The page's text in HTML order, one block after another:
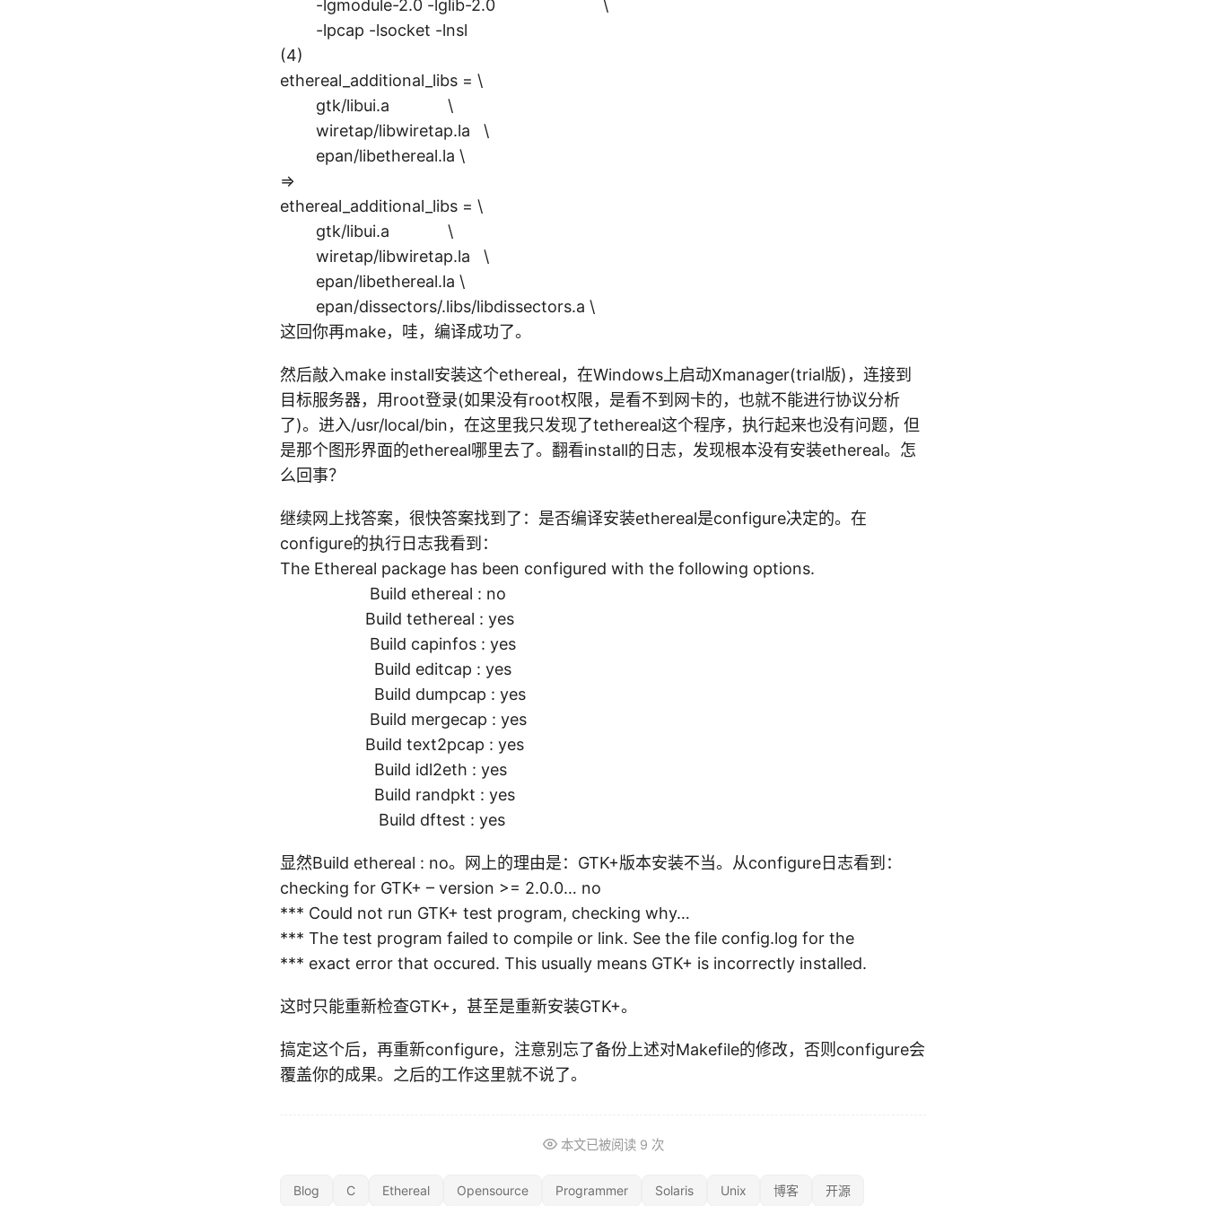
c
a
\
_
a
d
ti
o
n
al
\
_l
ib
s)
\
\
-
lg
-
2.
0
-lgmodule-2.0 -lglib-2.0 \
-lpcap -lsocket -lnsl
(4)
ethereal_additional_libs = \
gtk/libui.a \
wiretap/libwiretap.la \
epan/libethereal.la \
=>
ethereal_additional_libs = \
gtk/libui.a \
wiretap/libwiretap.la \
epan/libethereal.la \
epan/dissectors/.libs/libdissectors.a \
这回你再make，哇，编译成功了。
然后敲入make install安装这个ethereal，在Windows上启动Xmanager(trial版)，连接到
目标服务器，用root登录(如果没有root权限，是看不到网卡的，也就不能进行协议分析
了)。进入/usr/local/bin，在这里我只发现了tethereal这个程序，执行起来也没有问题，但
是那个图形界面的ethereal哪里去了。翻看install的日志，发现根本没有安装ethereal。怎
么回事？
继续网上找答案，很快答案找到了：是否编译安装ethereal是configure决定的。在
configure的执行日志我看到：
The Ethereal package has been configured with the following options.
Build ethereal : no
Build tethereal : yes
Build capinfos : yes
Build editcap : yes
Build dumpcap : yes
Build mergecap : yes
Build text2pcap : yes
Build idl2eth : yes
Build randpkt : yes
Build dftest : yes
显然Build ethereal : no。网上的理由是：GTK+版本安装不当。从configure日志看到：
checking for GTK+ – version >= 2.0.0… no
*** Could not run GTK+ test program, checking why…
*** The test program failed to compile or link. See the file config.log for the
*** exact error that occured. This usually means GTK+ is incorrectly installed.
这时只能重新检查GTK+，甚至是重新安装GTK+。
搞定这个后，再重新configure，注意别忘了备份上述对Makefile的修改，否则configure会
覆盖你的成果。之后的工作这里就不说了。
本文已被阅读 9 次
Blog C Ethereal Opensource Programmer Solaris Unix 博客 开源